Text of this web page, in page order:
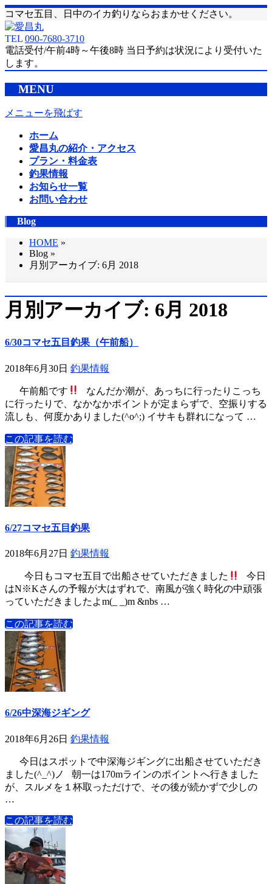
コマセ五目、日中のイカ釣りならおまかせください。
TEL 090-7680-3710
電話受付/午前4時～午後8時 当日予約は状況により受付いた
します。
MENU
メニューを飛ばす
ホーム
愛昌丸の紹介・アクセス
プラン・料金表
釣果情報
お知らせ一覧
お問い合わせ
Blog
HOME »
Blog »
月別アーカイブ: 6月 2018
月別アーカイブ: 6月 2018
6/30コマセ五目釣果（午前船）
2018年6月30日 釣果情報
午前船です
なんだか潮が、あっちに行ったりこっち
に行ったりで、なかなかポイントが定まらずで、空振りする
流しも、何度かありました(^o^;) イサキも群れになって …
この記事を読む
6/27コマセ五目釣果
2018年6月27日 釣果情報
今日もコマセ五目で出船させていただきました
今日
はN※Kさんの予報が大はずれで、南風が強く時化の中頑張
っていただきましたよm(_ _)m &nbs …
この記事を読む
6/26中深海ジギング
2018年6月26日 釣果情報
今日はスポットで中深海ジギングに出船させていただき
ました(^_^)ノ 朝一は170mラインのポイントへ行きました
が、スルメを１杯取っただけで、その後が続かずで少しの
…
この記事を読む